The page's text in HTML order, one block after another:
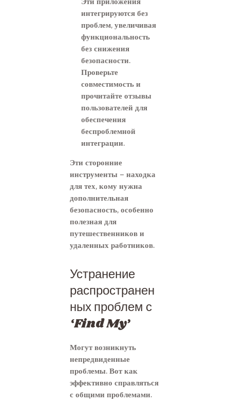
интегрируются без
проблем, увеличивая
функциональность
без снижения
безопасности.
Проверьте
совместимость и
прочитайте отзывы
пользователей для
обеспечения
беспроблемной
интеграции.
Эти сторонние
инструменты – находка
для тех, кому нужна
дополнительная
безопасность, особенно
полезная для
путешественников и
удаленных работников.
Устранение
распространен
ных проблем с
‘Find My’
Могут возникнуть
непредвиденные
проблемы. Вот как
эффективно справляться
с общими проблемами.